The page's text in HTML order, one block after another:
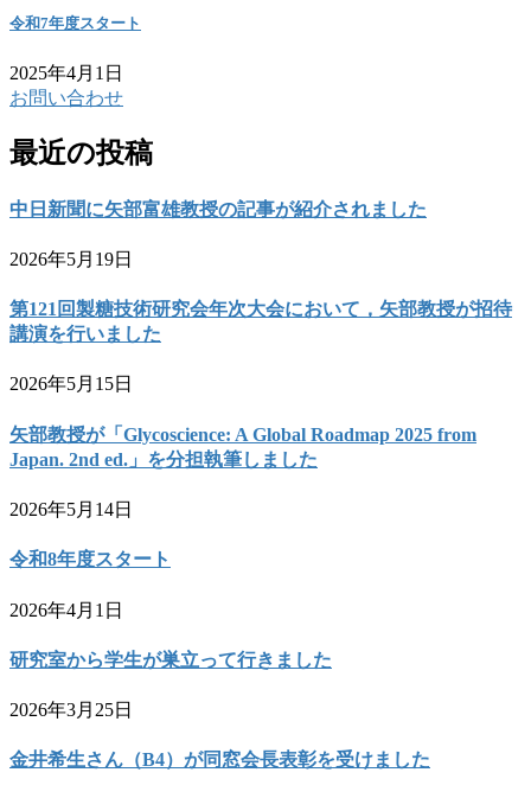
令和7年度スタート
2025年4月1日
お問い合わせ
最近の投稿
中日新聞に矢部富雄教授の記事が紹介されました
2026年5月19日
第121回製糖技術研究会年次大会において，矢部教授が招待
講演を行いました
2026年5月15日
矢部教授が「Glycoscience: A Global Roadmap 2025 from
Japan. 2nd ed.」を分担執筆しました
2026年5月14日
令和8年度スタート
2026年4月1日
研究室から学生が巣立って行きました
2026年3月25日
金井希生さん（B4）が同窓会長表彰を受けました